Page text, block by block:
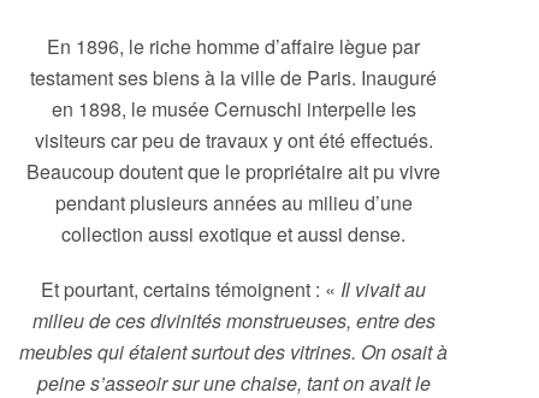
En 1896, le riche homme d’affaire lègue par
testament ses biens à la ville de Paris. Inauguré
en 1898, le musée Cernuschi interpelle les
visiteurs car peu de travaux y ont été effectués.
Beaucoup doutent que le propriétaire ait pu vivre
pendant plusieurs années au milieu d’une
collection aussi exotique et aussi dense.
Et pourtant, certains témoignent : « Il vivait au
milieu de ces divinités monstrueuses, entre des
meubles qui étaient surtout des vitrines. On osait à
peine s’asseoir sur une chaise, tant on avait le